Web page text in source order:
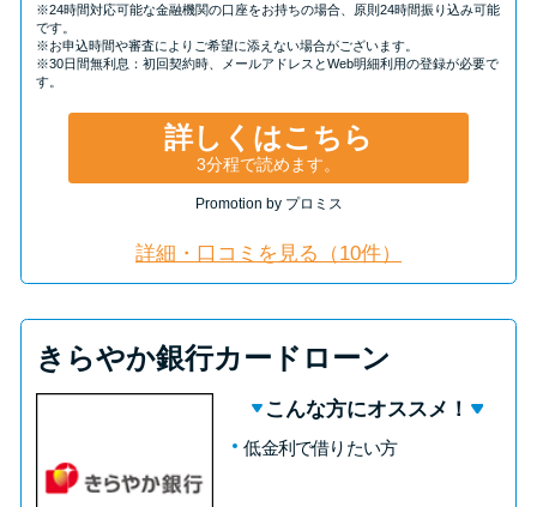
※24時間対応可能な金融機関の口座をお持ちの場合、原則24時間振り込み可能
です。
※お申込時間や審査によりご希望に添えない場合がございます。
※30日間無利息：初回契約時、メールアドレスとWeb明細利用の登録が必要で
す。
詳しくはこちら
3分程で読めます。
Promotion by プロミス
詳細・口コミを見る（10件）
きらやか銀行カードローン
こんな方にオススメ！
低金利で借りたい方